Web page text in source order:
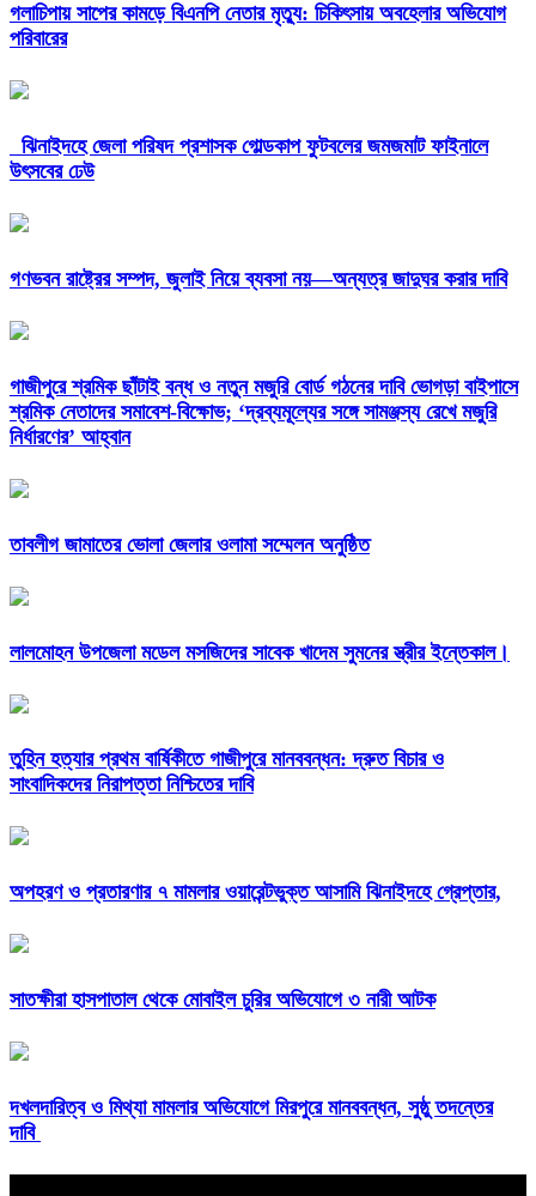
গলাচিপায় সাপের কামড়ে বিএনপি নেতার মৃত্যু: চিকিৎসায় অবহেলার অভিযোগ
পরিবারের
ঝিনাইদহে জেলা পরিষদ প্রশাসক গোল্ডকাপ ফুটবলের জমজমাট ফাইনালে
উৎসবের ঢেউ
গণভবন রাষ্ট্রের সম্পদ, জুলাই নিয়ে ব্যবসা নয়—অন্যত্র জাদুঘর করার দাবি
গাজীপুরে শ্রমিক ছাঁটাই বন্ধ ও নতুন মজুরি বোর্ড গঠনের দাবি ভোগড়া বাইপাসে
শ্রমিক নেতাদের সমাবেশ-বিক্ষোভ; ‘দ্রব্যমূল্যের সঙ্গে সামঞ্জস্য রেখে মজুরি
নির্ধারণের’ আহ্বান
তাবলীগ জামাতের ভোলা জেলার ওলামা সম্মেলন অনুষ্ঠিত
লালমোহন উপজেলা মডেল মসজিদের সাবেক খাদেম সুমনের স্ত্রীর ইন্তেকাল।
তুহিন হত্যার প্রথম বার্ষিকীতে গাজীপুরে মানববন্ধন: দ্রুত বিচার ও
সাংবাদিকদের নিরাপত্তা নিশ্চিতের দাবি
অপহরণ ও প্রতারণার ৭ মামলার ওয়ারেন্টভুক্ত আসামি ঝিনাইদহে গ্রেপ্তার,
সাতক্ষীরা হাসপাতাল থেকে মোবাইল চুরির অভিযোগে ৩ নারী আটক
দখলদারিত্ব ও মিথ্যা মামলার অভিযোগে মিরপুরে মানববন্ধন, সুষ্ঠু তদন্তের
দাবি